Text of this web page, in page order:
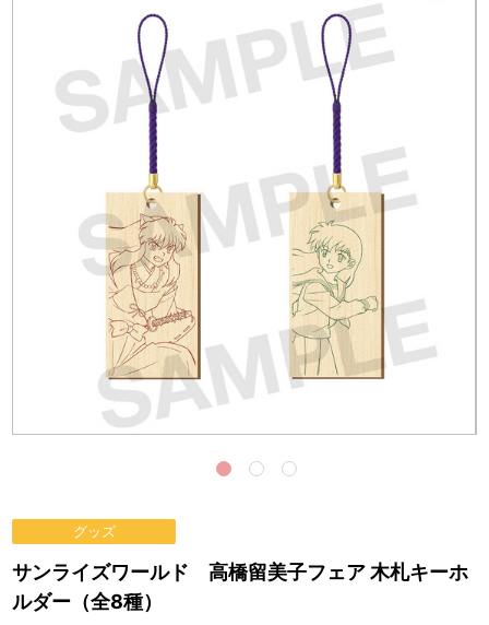
グッズ
サンライズワールド 高橋留美子フェア 木札キーホ
ルダー（全8種）